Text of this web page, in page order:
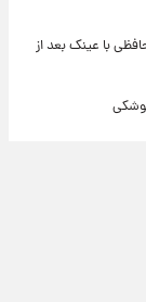
با عینک بعد از